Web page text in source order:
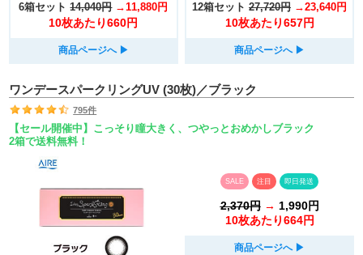
6箱セット 14,040円 →11,880円
10枚あたり660円
商品ページへ ▶︎
12箱セット 27,720円 →23,640円
10枚あたり657円
商品ページへ ▶︎
ワンデースパークリングUV (30枚)／ブラック
795件
【セール開催中】こっそり瞳大きく、つやっとおめかしブラック
2箱で送料無料！
SALE 注目 即日発送
2,370円→ 1,990円
10枚あたり664円
商品ページへ ▶︎